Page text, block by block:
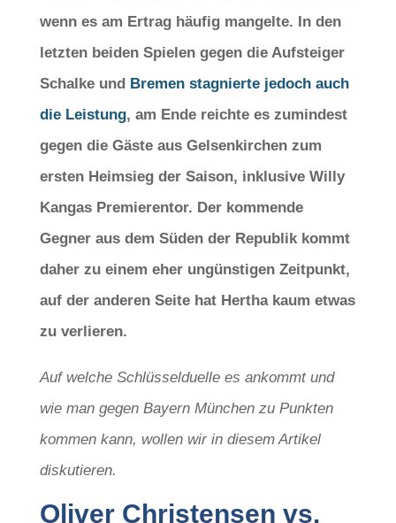
wenn es am Ertrag häufig mangelte. In den
letzten beiden Spielen gegen die Aufsteiger
Schalke und Bremen stagnierte jedoch auch
die Leistung, am Ende reichte es zumindest
gegen die Gäste aus Gelsenkirchen zum
ersten Heimsieg der Saison, inklusive Willy
Kangas Premierentor. Der kommende
Gegner aus dem Süden der Republik kommt
daher zu einem eher ungünstigen Zeitpunkt,
auf der anderen Seite hat Hertha kaum etwas
zu verlieren.
Auf welche Schlüsselduelle es ankommt und
wie man gegen Bayern München zu Punkten
kommen kann, wollen wir in diesem Artikel
diskutieren.
Oliver Christensen vs.